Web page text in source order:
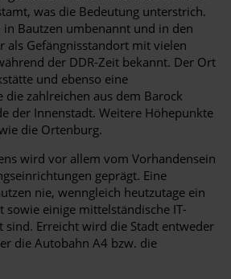
was die Bedeutung unterstrich.
Bautzen umbenannt und in den
als Gefängnisstandort mit vielen
der DDR-Zeit bekannt. Der Ort
und ebenso eine
die zahlreichen aus dem Barock
der Innenstadt. Weitere Höhepunkte
die Ortenburg.
wird vor allem vom Vorhandensein
geprägt. Eine
nie, wenngleich heutzutage ein
sowie einige mittelständische IT-
Erreicht wird die Stadt entweder
die Autobahn A4 bzw. die